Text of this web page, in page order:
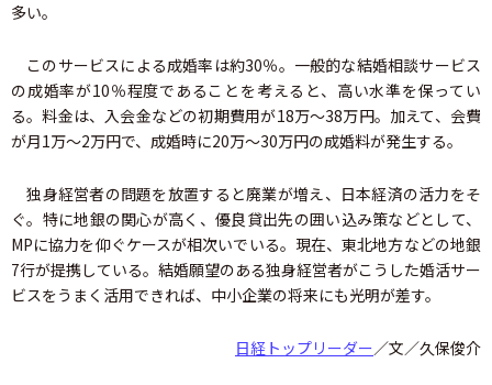
多い。
このサービスによる成婚率は約30％。一般的な結婚相談サービス
の成婚率が10％程度であることを考えると、高い水準を保ってい
る。料金は、入会金などの初期費用が18万～38万円。加えて、会費
が月1万～2万円で、成婚時に20万～30万円の成婚料が発生する。
独身経営者の問題を放置すると廃業が増え、日本経済の活力をそ
ぐ。特に地銀の関心が高く、優良貸出先の囲い込み策などとして、
MPに協力を仰ぐケースが相次いでいる。現在、東北地方などの地銀
7行が提携している。結婚願望のある独身経営者がこうした婚活サー
ビスをうまく活用できれば、中小企業の将来にも光明が差す。
日経トップリーダー／文／久保俊介